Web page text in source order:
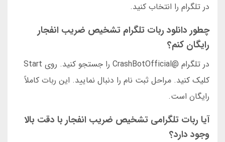
در تلگرام را انتخاب کنید.
چطور دانلود ربات تلگرام تشخیص ضریب انفجار
رایگان کنم؟
در تلگرام @CrashBotOfficial را جستجو کنید. روی Start
کلیک کنید. مراحل ثبت نام را دنبال نمایید. این ربات کاملاً
رایگان است.
آیا ربات تلگرامی تشخیص ضریب انفجار با دقت بالا
وجود دارد؟